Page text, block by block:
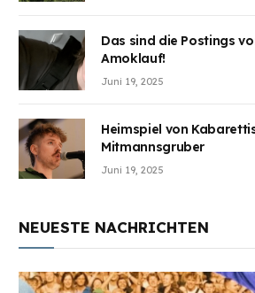
Das sind die Postings
Amoklauf!
Juni 19, 2025
Heimspiel von
Mitmannsgruber
Juni 19, 2025
NEUESTE NACHRICHTEN